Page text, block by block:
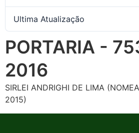
Ultima Atualização
PORTARIA -
2016
SIRLEI ANDRIGHI DE LIMA
2015)